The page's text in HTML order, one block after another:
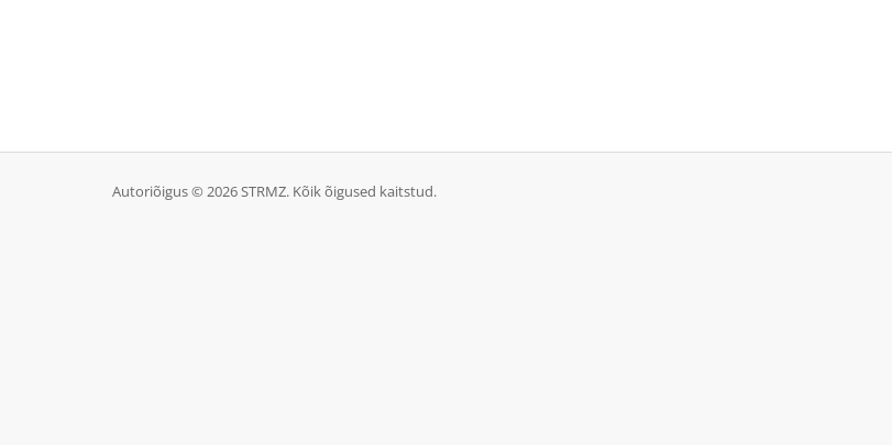
Autoriõigus © 2026 STRMZ. Kõik õigused kaitstud.